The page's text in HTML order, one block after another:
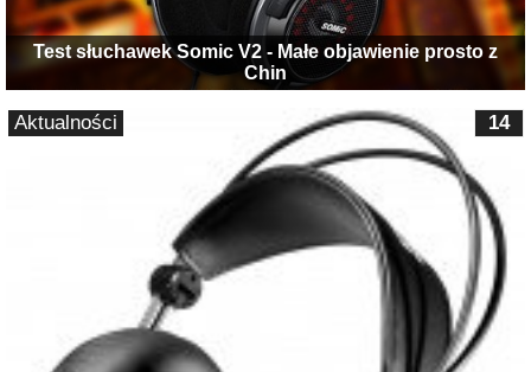
Test słuchawek Somic V2 - Małe objawienie prosto z
Chin
14
Aktualności